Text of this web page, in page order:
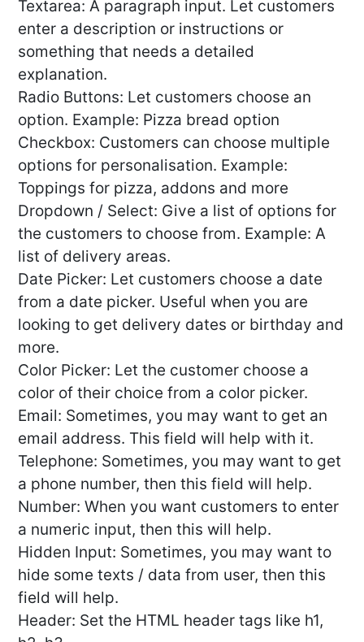
Textarea: A paragraph input. Let customers
enter a description or instructions or
something that needs a detailed
explanation.
Radio Buttons: Let customers choose an
option. Example: Pizza bread option
Checkbox: Customers can choose multiple
options for personalisation. Example:
Toppings for pizza, addons and more
Dropdown / Select: Give a list of options for
the customers to choose from. Example: A
list of delivery areas.
Date Picker: Let customers choose a date
from a date picker. Useful when you are
looking to get delivery dates or birthday and
more.
Color Picker: Let the customer choose a
color of their choice from a color picker.
Email: Sometimes, you may want to get an
email address. This field will help with it.
Telephone: Sometimes, you may want to get
a phone number, then this field will help.
Number: When you want customers to enter
a numeric input, then this will help.
Hidden Input: Sometimes, you may want to
hide some texts / data from user, then this
field will help.
Header: Set the HTML header tags like h1,